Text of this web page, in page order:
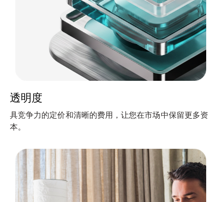
透明度
具竞争力的定价和清晰的费用，让您在市场中保留更多资
本。